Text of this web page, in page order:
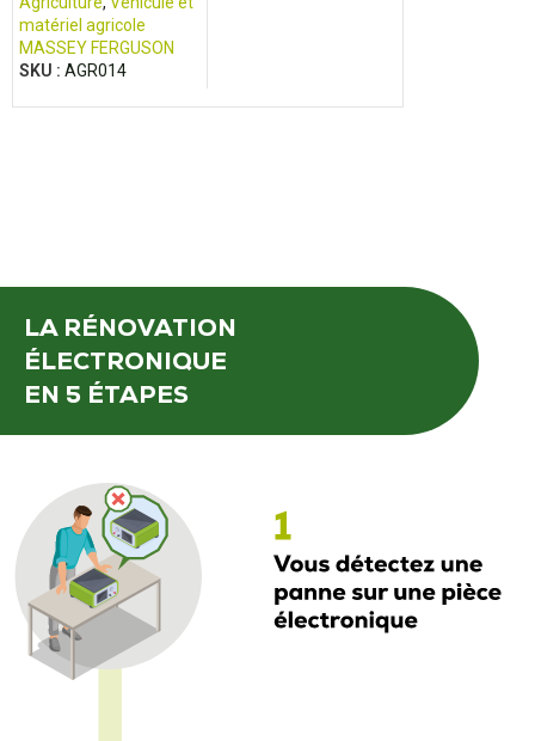
matériel agricole
MASSEY FERGUSON
SKU : AGR014
LA RÉNOVATION
ÉLECTRONIQUE
EN 5 ÉTAPES